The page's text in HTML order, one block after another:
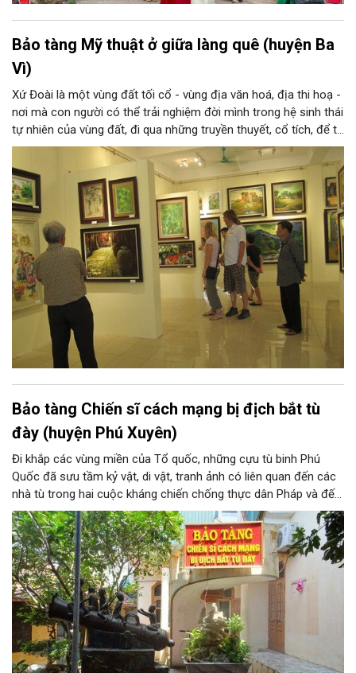
Bảo tàng Mỹ thuật ở giữa làng quê (huyện Ba
Vì)
Xứ Đoài là một vùng đất tối cổ - vùng địa văn hoá, địa thi hoạ -
nơi mà con người có thể trải nghiệm đời mình trong hệ sinh thái
tự nhiên của vùng đất, đi qua những truyền thuyết, cổ tích, để từ
đó tạo nên tâm tính, giọng nói đặc trưng của con người xứ
Đoài. Nắng và gió, núi và sông xứ Đoài đã gợi cảm hứng sáng
tác cho một Tản Đà, một Quang Dũng và nhiều thi nhân, hoạ sĩ:
từ Tô Ngọc Vân, Nguyễn Gia Trí đến Sĩ Tốt, Nguyễn Tiến Chung,
Nguyễn Tư Nghiêm, Nguyễn Sáng... và những thế hệ văn nghệ sĩ
sau này, ở họ đều có những sáng tác xuất sắc về xứ Đoài.
Bảo tàng Chiến sĩ cách mạng bị địch bắt tù
đày (huyện Phú Xuyên)
Đi khắp các vùng miền của Tổ quốc, những cựu tù binh Phú
Quốc đã sưu tầm kỷ vật, di vật, tranh ảnh có liên quan đến các
nhà tù trong hai cuộc kháng chiến chống thực dân Pháp và đế
quốc Mỹ xâm lược mà đồng đội và các ông đã trải qua. Hơn 20
năm kiếm tìm và góp nhặt, Bảo tàng Chiến sĩ cách mạng bị
địch bắt tù đày, do chính những người cựu tù năm xưa thành lập
là những minh chứng chân thực về một thời oanh liệt và hào
hùng của dân tộc.